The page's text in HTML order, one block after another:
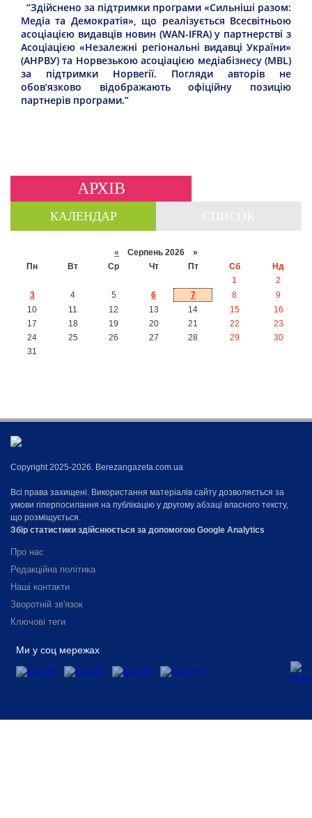
“Здійснено за підтримки програми «Сильніші разом:
Медіа та Демократія», що реалізується Всесвітньою
асоціацією видавців новин (WAN-IFRA) у партнерстві з
Асоціацією «Незалежні регіональні видавці України»
(АНРВУ) та Норвезькою асоціацією медіабізнесу (MBL)
за підтримки Норвегії. Погляди авторів не
обов’язково відображають офіційну позицію
партнерів програми.”
АРХІВ
КАЛЕНДАР
« Серпень 2026 »
Пн
Вт Ср Чт Пт Сб
Нд
1
2
3
4 5 6 7 8
9
10
11 12 13 14 15
16
17
18 19 20 21 22
23
24
25 26 27 28 29
30
31
Copyright 2025-2026. Berezangazeta.com.ua
Всі права захищені. Використання матеріалів сайту дозволяється за
умови гіперпосилання на публікацію у другому абзаці власного тексту,
що розміщується.
Збір статистики здійснюється за допомогою Google Analytics
Про нас
Редакційна політика
Наші контакти
Зворотній зв'язок
Ключові теги
Ми у соц мережах